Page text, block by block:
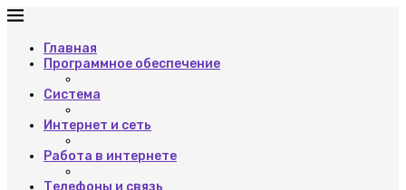
Главная
Программное обеспечение
Система
Интернет и сеть
Работа в интернете
Телефоны и связь